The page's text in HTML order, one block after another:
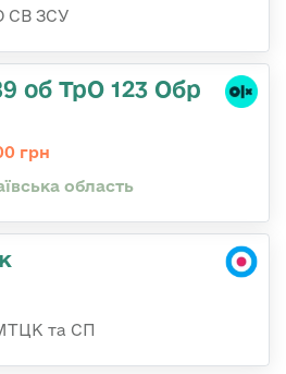
СВ ЗСУ
об ТрО 123 Обр
грн
область
та СП